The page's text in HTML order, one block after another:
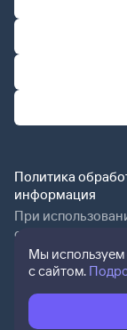
Политика
информация
При
обязательна.
Мы используем
с сайтом.